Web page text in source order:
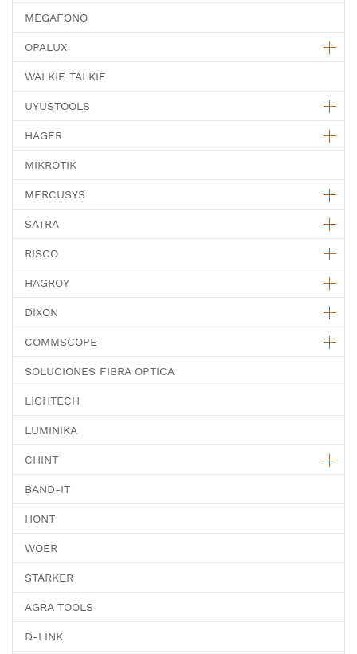
MEGAFONO
OPALUX
WALKIE TALKIE
UYUSTOOLS
HAGER
MIKROTIK
MERCUSYS
SATRA
RISCO
HAGROY
DIXON
COMMSCOPE
SOLUCIONES FIBRA OPTICA
LIGHTECH
LUMINIKA
CHINT
BAND-IT
HONT
WOER
STARKER
AGRA TOOLS
D-LINK